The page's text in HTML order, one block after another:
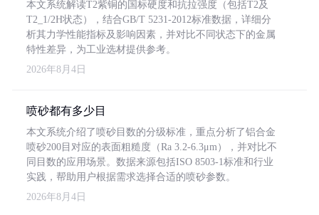
本文系统解读T2紫铜的国标硬度和抗拉强度（包括T2及
T2_1/2H状态），结合GB/T 5231-2012标准数据，详细分
析其力学性能指标及影响因素，并对比不同状态下的金属
特性差异，为工业选材提供参考。
2026年8月4日
喷砂都有多少目
本文系统介绍了喷砂目数的分级标准，重点分析了铝合金
喷砂200目对应的表面粗糙度（Ra 3.2-6.3μm），并对比不
同目数的应用场景。数据来源包括ISO 8503-1标准和行业
实践，帮助用户根据需求选择合适的喷砂参数。
2026年8月4日